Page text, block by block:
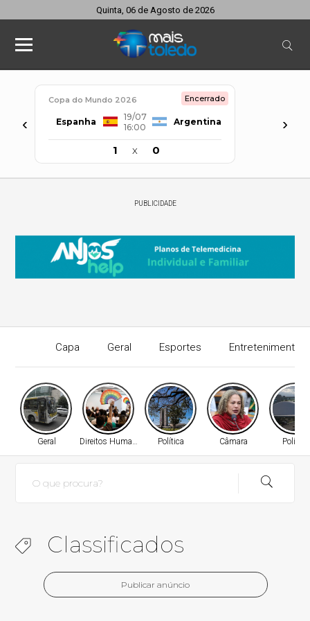
Quinta, 06 de Agosto de 2026
‹
Copa do Mundo 2026 Encerrado
Espanha
19/07
16:00
Argentina
1 x 0
›
PUBLICIDADE
Capa Geral Esportes Entretenimento
Geral Direitos Humanos Política Câmara Política
Classificados
Publicar anúncio